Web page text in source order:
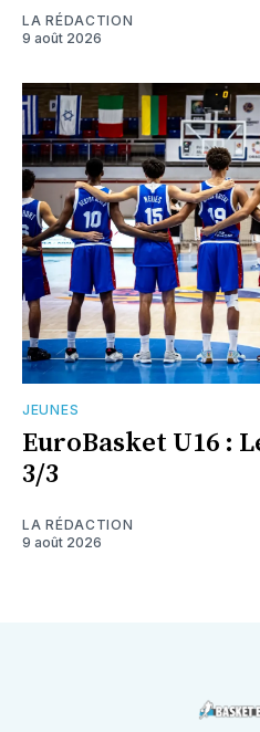
LA RÉDACTION
9 août 2026
JEUNES
EuroBasket U16 :
3/3
LA RÉDACTION
9 août 2026